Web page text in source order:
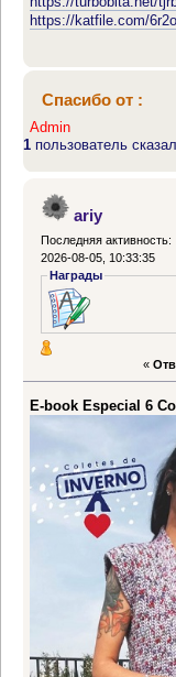
https://katfile.com/
Спасибо от :
Admin
1 пользователь
ariy
Последняя активность:
2026-08-05, 10:33:35
Награды
«
E-book Especial 6